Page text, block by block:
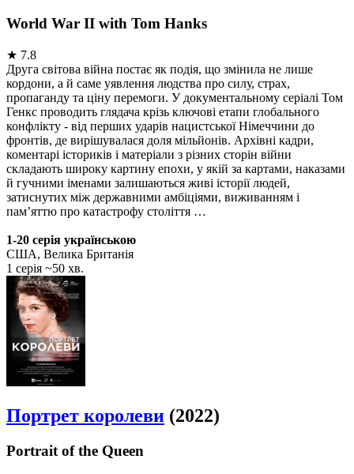
World War II with Tom Hanks
★ 7.8
Друга світова війна постає як подія, що змінила не лише
кордони, а й саме уявлення людства про силу, страх,
пропаганду та ціну перемоги. У документальному серіалі Том
Генкс проводить глядача крізь ключові етапи глобального
конфлікту - від перших ударів нацистської Німеччини до
фронтів, де вирішувалася доля мільйонів. Архівні кадри,
коментарі істориків і матеріали з різних сторін війни
складають широку картину епохи, у якій за картами, наказами
й гучними іменами залишаються живі історії людей,
затиснутих між державними амбіціями, виживанням і
пам’яттю про катастрофу століття …
1-20 серія українською
США, Велика Британія
1 серія ~50 хв.
Портрет королеви (2022)
Portrait of the Queen